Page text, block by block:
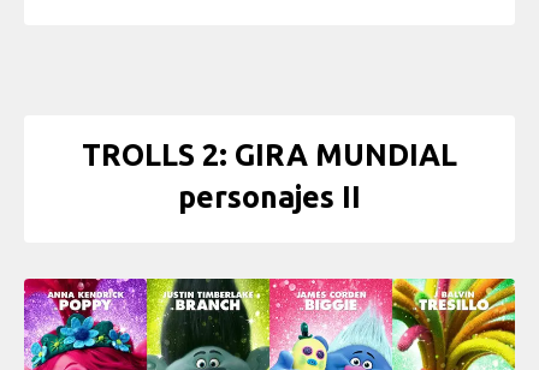
TROLLS 2: GIRA MUNDIAL
personajes II